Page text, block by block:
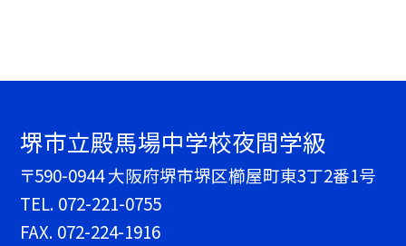
堺市立殿馬場中学校夜間学級
〒590-0944 大阪府堺市堺区櫛屋町東3丁2番1号
TEL. 072-221-0755
FAX. 072-224-1916